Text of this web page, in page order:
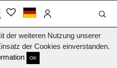
der weiteren Nutzung unserer
der Cookies einverstanden.
OK